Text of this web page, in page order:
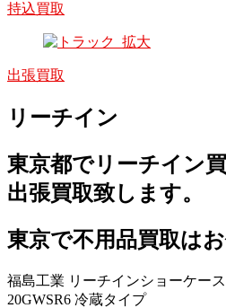
持込買取
出張買取
リーチイン
東京都でリーチイン
出張買取致します。
東京で不用品買取はお
福島工業 リーチインショーケー
20GWSR6 冷蔵タイプ